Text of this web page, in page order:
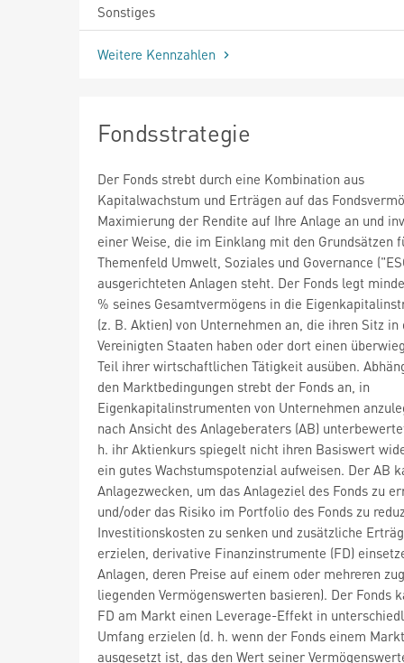
Sonstiges
Weitere Kennzahlen
Fondsstrategie
Der Fonds strebt durch eine Kombination aus
Kapitalwachstum und Erträgen auf das
Maximierung der Rendite auf Ihre Anlage an und
einer Weise, die im Einklang mit den Grundsätzen
Themenfeld Umwelt, Soziales und Governance
ausgerichteten Anlagen steht. Der Fonds legt
% seines Gesamtvermögens in die
(z. B. Aktien) von Unternehmen an, die ihren Sitz in
Vereinigten Staaten haben oder dort einen
Teil ihrer wirtschaftlichen Tätigkeit ausüben.
den Marktbedingungen strebt der Fonds an, in
Eigenkapitalinstrumenten von Unternehmen
nach Ansicht des Anlageberaters (AB)
h. ihr Aktienkurs spiegelt nicht ihren Basiswert
ein gutes Wachstumspotenzial aufweisen. Der AB
Anlagezwecken, um das Anlageziel des Fonds zu
und/oder das Risiko im Portfolio des Fonds zu
Investitionskosten zu senken und zusätzliche
erzielen, derivative Finanzinstrumente (FD)
Anlagen, deren Preise auf einem oder mehreren
liegenden Vermögenswerten basieren). Der Fonds
FD am Markt einen Leverage-Effekt in
Umfang erzielen (d. h. wenn der Fonds einem
ausgesetzt ist, das den Wert seiner